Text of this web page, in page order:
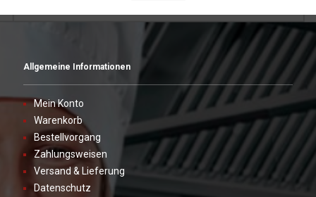
Allgemeine Informationen
Mein Konto
Warenkorb
Bestellvorgang
Zahlungsweisen
Versand & Lieferung
Datenschutz